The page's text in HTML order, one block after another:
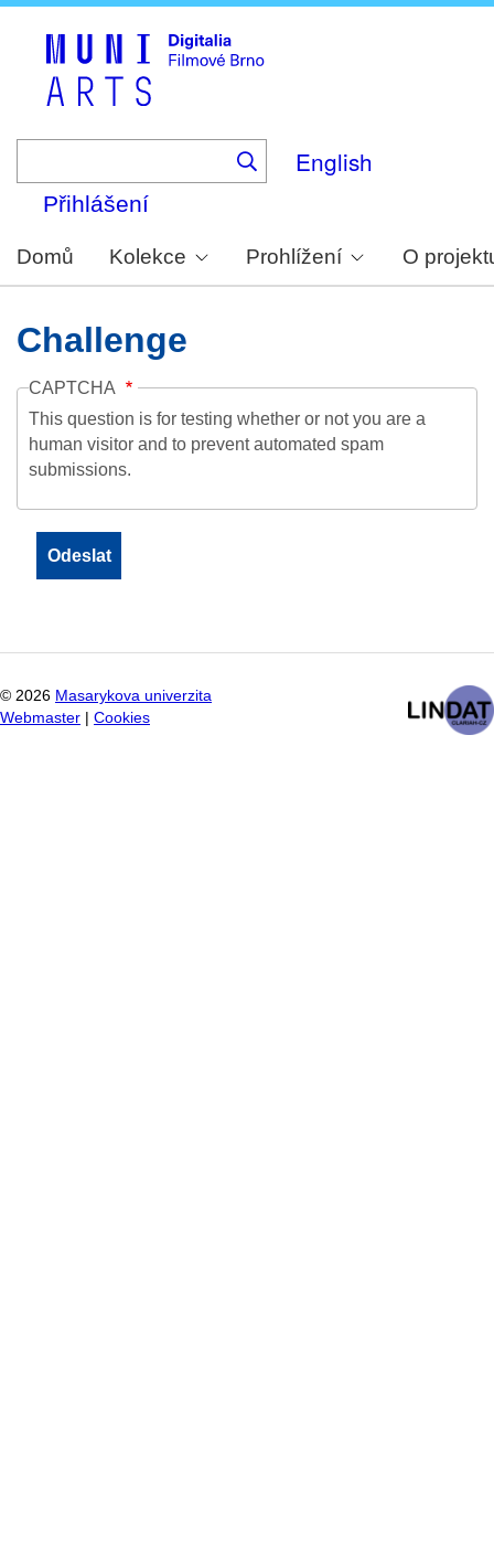
English
Přihlášení
Domů Kolekce Prohlížení O
Challenge
CAPTCHA
This question is for testing whether or not you are a
human visitor and to prevent automated spam
submissions.
© 2026 Masarykova univerzita
Webmaster
Cookies